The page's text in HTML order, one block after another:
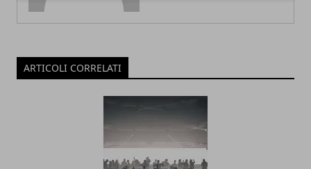
ARTICOLI CORRELATI